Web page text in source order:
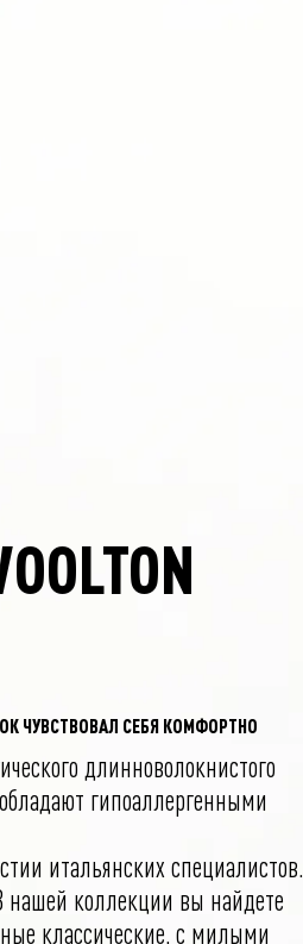
ЧУВСТВОВАЛ СЕБЯ КОМФОРТНО
длинноволокнистого
гипоаллергенными
итальянских специалистов.
коллекции вы найдете
классические, с милыми